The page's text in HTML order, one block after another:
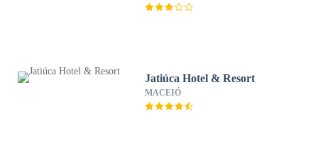
Jatiúca Hotel & Resort
MACEIÓ